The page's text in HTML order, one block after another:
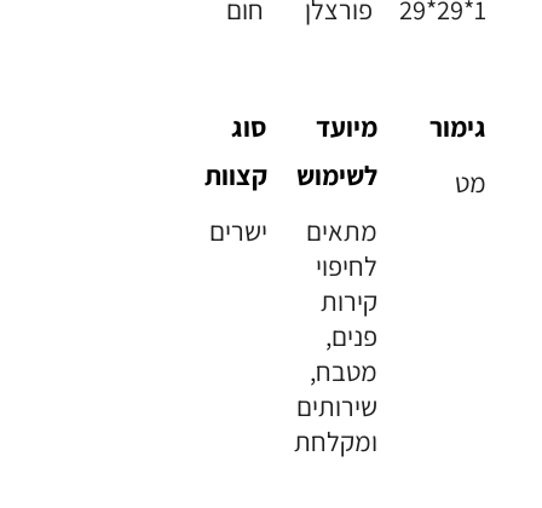
29*29*1
פורצלן
חום
גימור
מט
מיועד
לשימוש
מתאים
לחיפוי
קירות
פנים,
מטבח,
שירותים
ומקלחת
סוג
קצוות
ישרים